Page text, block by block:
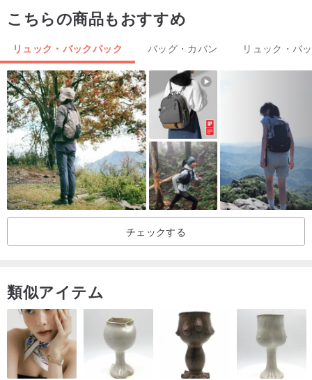
の重要な産業に雑草が織り込まれ、中華人民共和国の初期から初め
芸品には多くの人工が必要で、主に製織の責任を負う女性が必要で
す。当時の高値の帽子を編んだ女性の場合、彼女は6人の家族を養う
ことができました。その時に回った一つの歌では、「食べることは
夢ではなく、男は息子なしで生まれる」という歌詞がありました。
時代の変化により、台湾の経済が台頭し、現地労働コストが上昇
し、産業が徐々に国外にシフトし、急速に衰退産業が衰退しまし
た。実際には裁判所を訪れて、帽子を売っている店はほとんどな
く、店内で販売されているサバンナ生地の半分以上が中国本土また
は東南アジアからのものであり、地元の巨匠によって実際に残され
台湾の雑草産業が死んでいた時、先祖の宮殿が生まれました。
「文化的観点から見るとファッションブティックとしてスパルタの
芝生を建設し、芝生に囲まれた美しい時代を見いだします」先祖の
こちらの商品もおすすめ
リュック・バックパック バッグ・カバン リュック・バ
チェックする
類似アイテム